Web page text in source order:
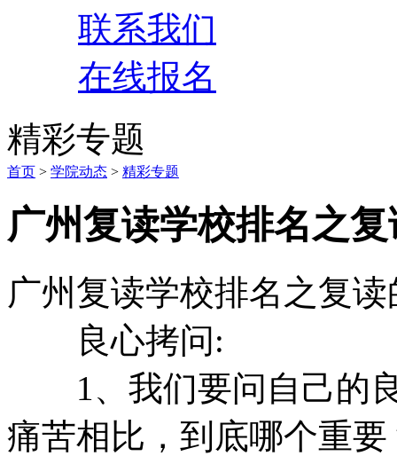
联系我们
在线报名
精彩专题
首页 > 学院动态 > 精彩专题
广州复读学校排名之
广州复读学校排名之复
良心拷问:
1、我们要问自己的良
痛苦相比，到底哪个重要